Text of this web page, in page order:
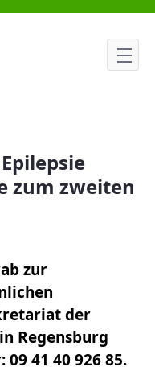
zum zweiten
zur
der
Regensburg
41 40 926 85.